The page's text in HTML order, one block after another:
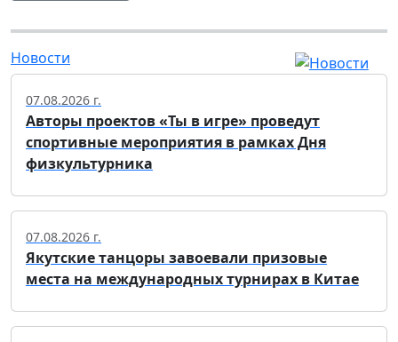
Новости
07.08.2026 г.
Авторы проектов «Ты в игре» проведут
спортивные мероприятия в рамках Дня
физкультурника
07.08.2026 г.
Якутские танцоры завоевали призовые
места на международных турнирах в Китае